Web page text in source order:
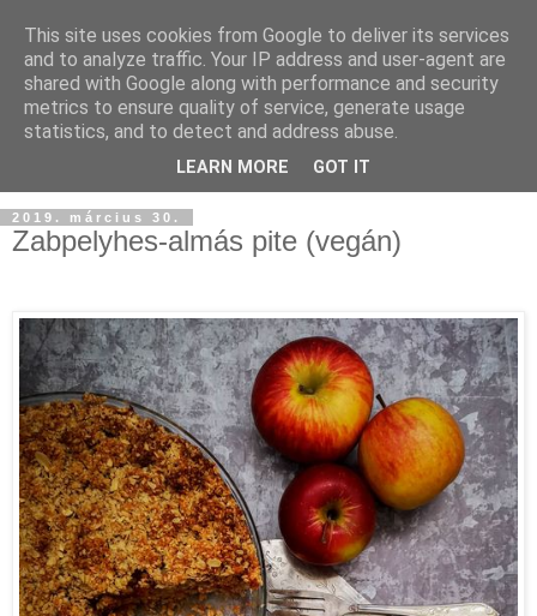
2019. március 30.
Zabpelyhes-almás pite (vegán)
This site uses cookies from Google to deliver its services
and to analyze traffic. Your IP address and user-agent are
shared with Google along with performance and security
metrics to ensure quality of service, generate usage
statistics, and to detect and address abuse.
LEARN MORE GOT IT